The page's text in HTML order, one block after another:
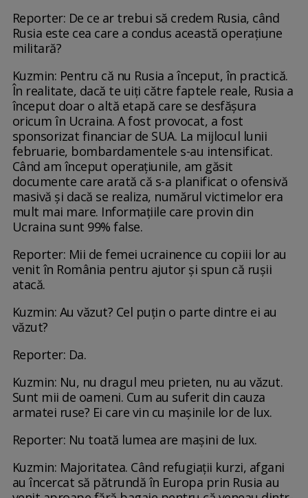
Reporter: De ce ar trebui să credem Rusia, când
Rusia este cea care a condus această operațiune
militară?
Kuzmin: Pentru că nu Rusia a început, în practică.
În realitate, dacă te uiți către faptele reale, Rusia a
început doar o altă etapă care se desfășura
oricum în Ucraina. A fost provocat, a fost
sponsorizat financiar de SUA. La mijlocul lunii
februarie, bombardamentele s-au intensificat.
Când am început operațiunile, am găsit
documente care arată că s-a planificat o ofensivă
masivă și dacă se realiza, numărul victimelor era
mult mai mare. Informațiile care provin din
Ucraina sunt 99% false.
Reporter: Mii de femei ucrainence cu copiii lor au
venit în România pentru ajutor și spun că rușii
atacă.
Kuzmin: Au văzut? Cel puțin o parte dintre ei au
văzut?
Reporter: Da.
Kuzmin: Nu, nu dragul meu prieten, nu au văzut.
Sunt mii de oameni. Cum au suferit din cauza
armatei ruse? Ei care vin cu mașinile lor de lux.
Reporter: Nu toată lumea are mașini de lux.
Kuzmin: Majoritatea. Când refugiații kurzi, afgani
au încercat să pătrundă în Europa prin Rusia au